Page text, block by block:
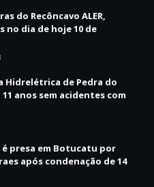
do Recôncavo ALER,
no dia de hoje 10 de
Hidrelétrica de Pedra do
anos sem acidentes com
é presa em Botucatu por
após condenação de 14